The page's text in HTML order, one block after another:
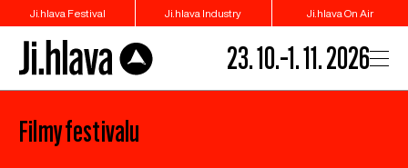
Ji.hlava Festival Ji.hlava Industry Ji.hlava On Air
23. 10.–1. 11. 2026
Filmy festivalu